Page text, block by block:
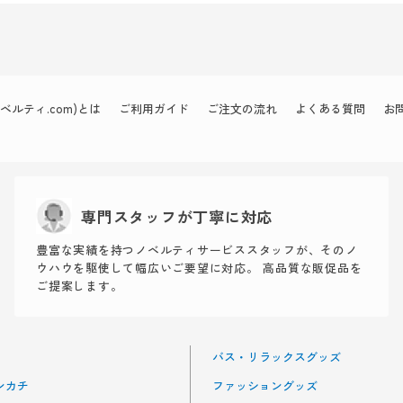
ルティ.com)とは ご利用ガイド ご注文の流れ よくある質問 お
専門スタッフが丁寧に対応
豊富な実績を持つノベルティサービススタッフが、そのノ
ウハウを駆使して幅広いご要望に対応。 高品質な販促品を
ご提案します。
カチ
バス・リラックスグッズ
ファッショングッズ